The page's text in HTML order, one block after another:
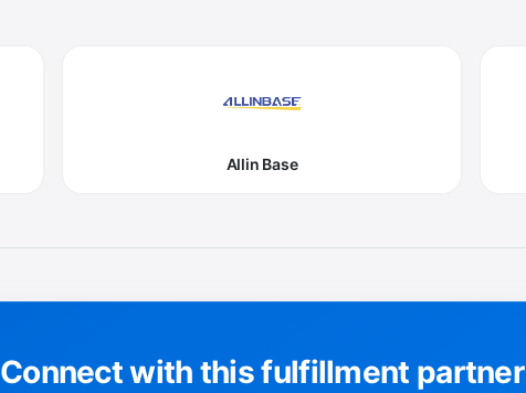
Allin Base
Connect with this fulfillment partner